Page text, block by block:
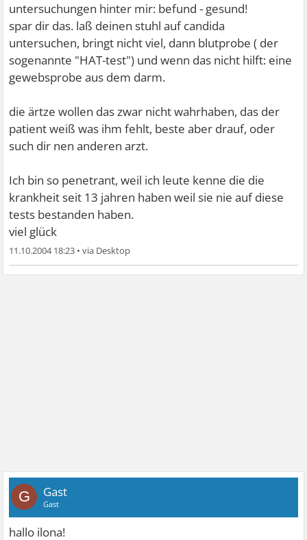
untersuchungen hinter mir: befund - gesund!
spar dir das. laß deinen stuhl auf candida
untersuchen, bringt nicht viel, dann blutprobe ( der
sogenannte "HAT-test") und wenn das nicht hilft: eine
gewebsprobe aus dem darm.
die ärtze wollen das zwar nicht wahrhaben, das der
patient weiß was ihm fehlt, beste aber drauf, oder
such dir nen anderen arzt.
Ich bin so penetrant, weil ich leute kenne die die
krankheit seit 13 jahren haben weil sie nie auf diese
tests bestanden haben.
viel glück
11.10.2004 18:23 •
G Gast
Gast
hallo ilona!